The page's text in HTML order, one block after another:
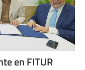
en FITUR